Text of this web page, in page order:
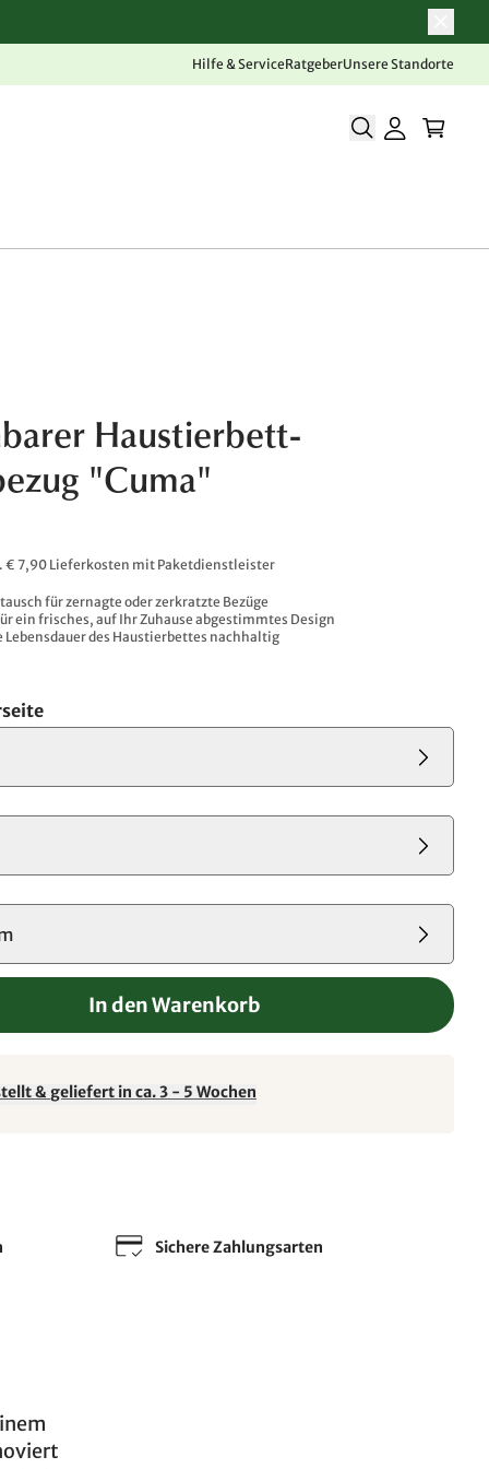
Hilfe & ServiceRatgeberUnsere Standorte
Haustierbett-
"Cuma"
€ 7,90 Lieferkosten mit Paketdienstleister
für zernagte oder zerkratzte Bezüge
ein frisches, auf Ihr Zuhause abgestimmtes Design
Lebensdauer des Haustierbettes nachhaltig
In den Warenkorb
& geliefert in ca. 3 - 5 Wochen
Sichere Zahlungsarten